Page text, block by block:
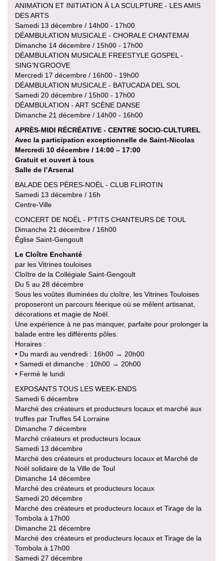
ANIMATION ET INITIATION À LA SCULPTURE - LES AMIS
DES ARTS
Samedi 13 décembre / 14h00 - 17h00
DÉAMBULATION MUSICALE - CHORALE CHANTEMAI
Dimanche 14 décembre / 15h00 - 17h00
DÉAMBULATION MUSICALE FREESTYLE GOSPEL -
SING’N’GROOVE
Mercredi 17 décembre / 16h00 - 19h00
DÉAMBULATION MUSICALE - BATUCADA DEL SOL
Samedi 20 décembre / 15h00 - 17h00
DÉAMBULATION - ART SCÈNE DANSE
Dimanche 21 décembre / 14h00 - 16h00
APRÈS-MIDI RÉCRÉATIVE - CENTRE SOCIO-CULTUREL
Avec la participation exceptionnelle de Saint-Nicolas
Mercredi 10 décembre / 14:00 – 17:00
Gratuit et ouvert à tous
Salle de l’Arsenal
BALADE DES PÈRES-NOËL - CLUB FLIROTIN
Samedi 13 décembre / 16h
Centre-Ville
CONCERT DE NOËL - P’TITS CHANTEURS DE TOUL
Dimanche 21 décembre / 16h00
Église Saint-Gengoult
Le Cloître Enchanté
par les Vitrines touloises
Cloître de la Collégiale Saint-Gengoult
Du 5 au 28 décembre
Sous les voûtes illuminées du cloître, les Vitrines Touloises
proposeront un parcours féerique où se mêlent artisanat,
décorations et magie de Noël.
Une expérience à ne pas manquer, parfaite pour prolonger la
balade entre les différents pôles.
Horaires :
• Du mardi au vendredi : 16h00 → 20h00
• Samedi et dimanche : 10h00 → 20h00
• Fermé le lundi
EXPOSANTS TOUS LES WEEK-ENDS
Samedi 6 décembre
Marché des créateurs et producteurs locaux et marché aux
truffes par Truffes 54 Lorraine
Dimanche 7 décembre
Marché créateurs et producteurs locaux
Samedi 13 décembre
Marché des créateurs et producteurs locaux et Marché de
Noël solidaire de la Ville de Toul
Dimanche 14 décembre
Marché des créateurs et producteurs locaux
Samedi 20 décembre
Marché des créateurs et producteurs locaux et Tirage de la
Tombola à 17h00
Dimanche 21 décembre
Marché des créateurs et producteurs locaux et Tirage de la
Tombola à 17h00
Samedi 27 décembre